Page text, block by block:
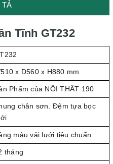
TẢ
Tĩnh GT232
x D560 x H880 mm
Phẩm của NỘI THẤT 190
chân sơn. Đệm tựa bọc
màu vải lưới tiêu chuẩn
tháng